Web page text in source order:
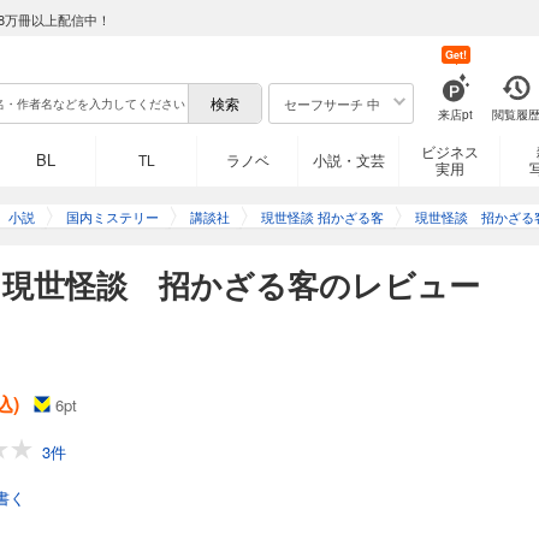
冊以上配信中！
セーフサーチ 中
来店pt
Get!
閲覧履歴
BL TL ラノベ 小説・文芸
ビジネス
実用
小説 国内ミステリー 講談社 現世怪談 招かざる客 現世怪談 招かざる
世怪談 招かざる客のレビュー
) 6pt
3件
く